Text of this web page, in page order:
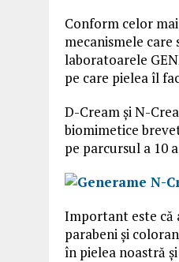
Conform celor
mecanismele care
laboratoarele
pe care pielea îl
D-Cream și N-
biomimetice
pe parcursul a 10
Important este că
parabeni și
în pielea noastră